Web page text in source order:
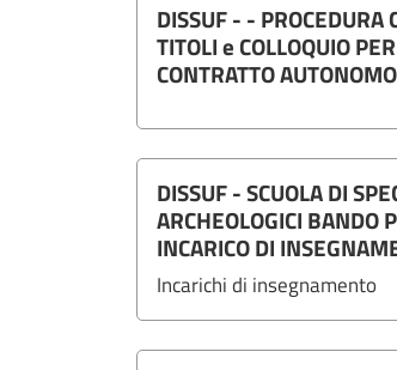
DISSUF - - PROCEDURA
TITOLI e COLLOQUIO
CONTRATTO
DISSUF - SCUOLA DI
ARCHEOLOGICI BANDO
INCARICO DI
Incarichi di insegnamento